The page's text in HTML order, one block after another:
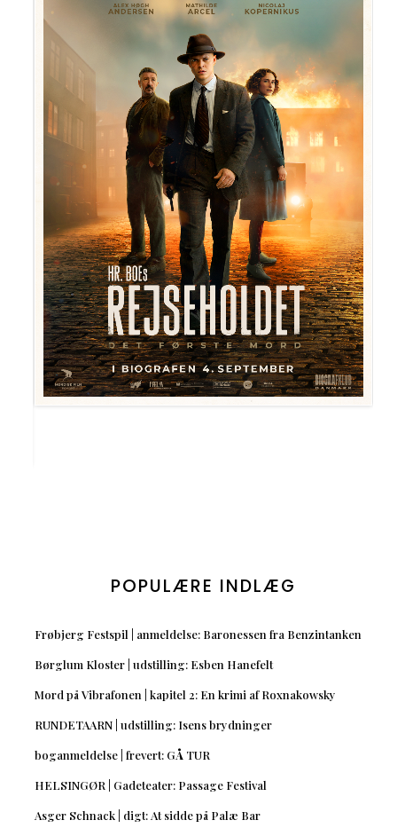
POPULÆRE INDLÆG
Frøbjerg Festspil | anmeldelse: Baronessen fra Benzintanken
Børglum Kloster | udstilling: Esben Hanefelt
Mord på Vibrafonen | kapitel 2: En krimi af Roxnakowsky
RUNDETAARN | udstilling: Isens brydninger
boganmeldelse | frevert: GÅ TUR
HELSINGØR | Gadeteater: Passage Festival
Asger Schnack | digt: At sidde på Palæ Bar